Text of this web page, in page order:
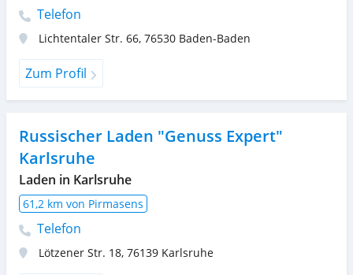
Telefon
Lichtentaler Str. 66, 76530 Baden-Baden
Zum Profil
Russischer Laden "Genuss Expert"
Karlsruhe
Laden in Karlsruhe
61,2 km von Pirmasens
Telefon
Lötzener Str. 18, 76139 Karlsruhe